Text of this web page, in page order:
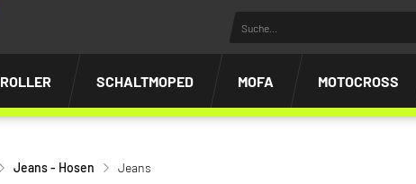
ROLLER SCHALTMOPED MOFA MOTOCROSS
Jeans - Hosen Jeans